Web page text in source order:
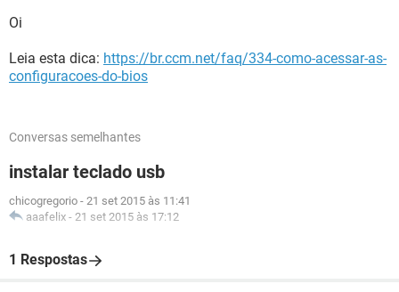
Oi
Leia esta dica: https://br.ccm.net/faq/334-como-acessar-as-
configuracoes-do-bios
Conversas semelhantes
instalar teclado usb
chicogregorio - 21 set 2015 às 11:41
aaafelix - 21 set 2015 às 17:12
1 Respostas